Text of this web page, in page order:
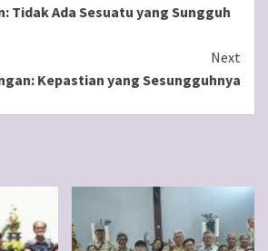
Tidak Ada Sesuatu yang Sungguh
Next
Kepastian yang Sesungguhnya